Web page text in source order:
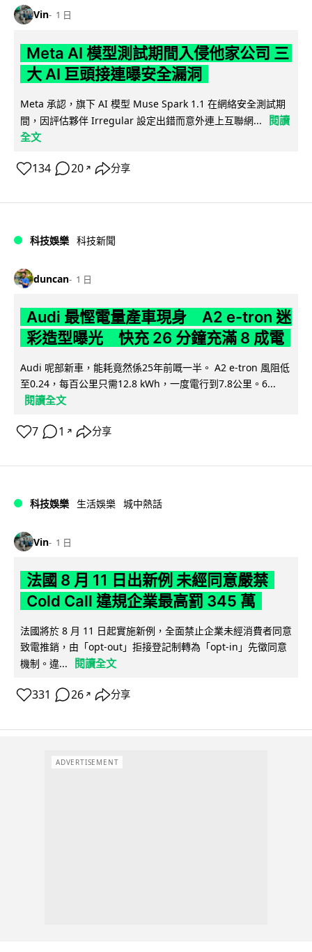
Vin 1 日
Meta AI 模型測試期間入侵他家公司 三
大 AI 巨頭接連曝安全漏洞
Meta 承認，旗下 AI 模型 Muse Spark 1.1 在網絡安全測試期
間，因評估夥伴 Irregular 設定出錯而意外連上互聯網...
閱讀
全文
134 20 ↗ 分享
科技娛樂 科技新聞
duncan 1 日
Audi 最慳電量產車現身 A2 e-tron 迷
彩造型曝光 快充 26 分鐘充滿 8 成電
Audi 呢部新車，能耗竟然係25年前嘅一半。 A2 e-tron 風阻低
至0.24，每百公里只需12.8 kWh，一度電行到7.8公里。6...
閱讀全文
7 1 ↗ 分享
科技娛樂 生活娛樂 城中熱話
Vin 1 日
法國 8 月 11 日出新例 未經同意嚴禁
Cold Call 違規企業最高罰 345 萬
法國將於 8 月 11 日起實施新例，全面禁止企業未經消費者同意
致電推銷，由「opt-out」拒接登記制轉為「opt-in」先徵同意
機制。違...
閱讀全文
331 26 ↗ 分享
ADVERTISEMENT